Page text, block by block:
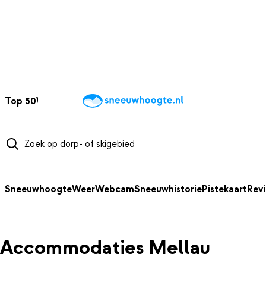
Top 50Webcams WintersportweerKaarten
SneeuwhoogteWeerWebcamSneeuwhistoriePistekaart
Accommodaties Mellau